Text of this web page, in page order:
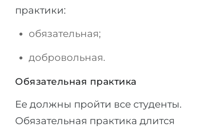
практики:
обязательная;
добровольная.
Обязательная практика
Ее должны пройти все студенты.
Обязательная практика длится